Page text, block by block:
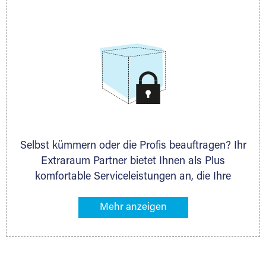
Selbst kümmern oder die Profis beauftragen? Ihr
Extraraum Partner bietet Ihnen als Plus
komfortable Serviceleistungen an, die Ihre
gehören z. B. Verpackungsservice, Lieferung von
Ihr Lagergut wird bei Ihrem Extraraum Partner